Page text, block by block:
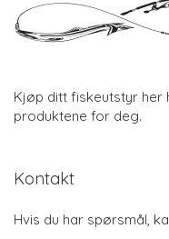
Kjøp ditt fiskeutstyr her
produktene for deg.
Kontakt
Hvis du har spørsmål,